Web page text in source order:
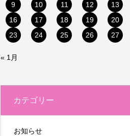
9
10 11 12 13
16
17 18 19 20
23
24 25 26 27
« 1月
カテゴリー
お知らせ